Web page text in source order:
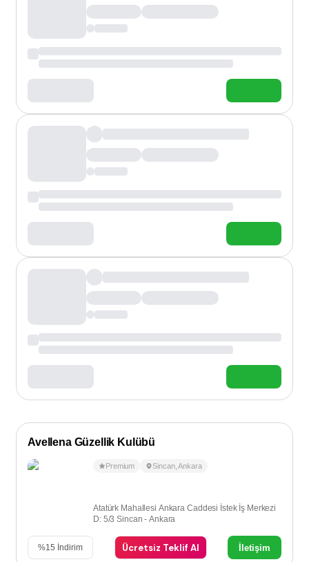
Avellena Güzellik Kulübü
Premium Sincan,Ankara
Atatürk Mahallesi Ankara Caddesi İstek İş Merkezi
D: 5/3 Sincan - Ankara
%15 İndirim Ücretsiz Teklif Al İletişim